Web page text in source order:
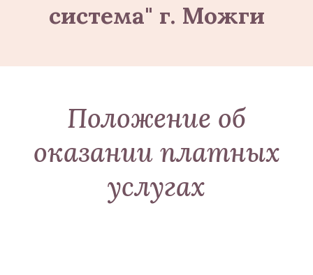
система" г. Можги
Положение об
оказании платных
услугах